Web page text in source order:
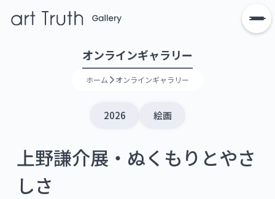
オンラインギャラリー
ホーム オンラインギャラリー
2026 絵画
上野謙介展・ぬくもりとやさ
しさ